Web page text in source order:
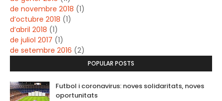
de novembre 2018 (1)
d’octubre 2018 (1)
d’abril 2018 (1)
de juliol 2017 (1)
de setembre 2016 (2)
POPULAR POSTS
Futbol i coronavirus: noves solidaritats, noves
oportunitats